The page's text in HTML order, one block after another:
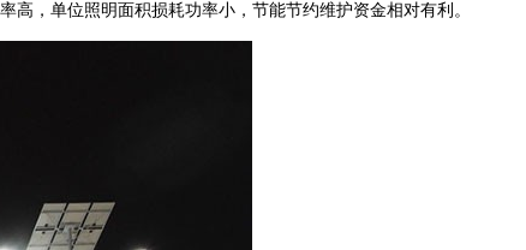
，单位照明面积损耗功率小，节能节约维护资金相对有利。